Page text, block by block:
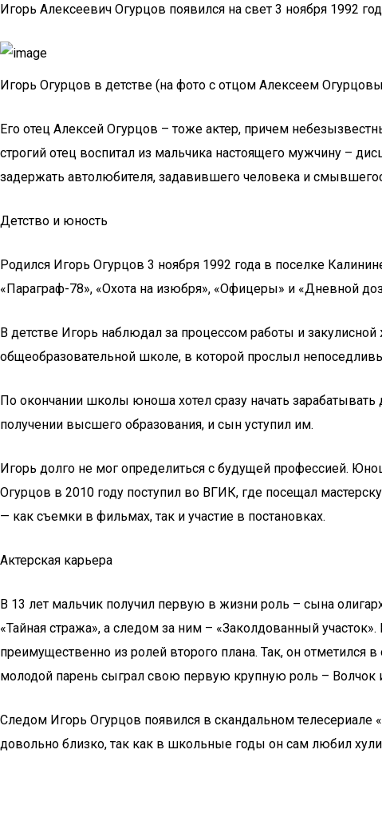
Игорь Алексеевич Огурцов появился на свет 3 ноября 1992
Игорь Огурцов в детстве (на фото с отцом Алексеем
Его отец Алексей Огурцов – тоже актер, причем
строгий отец воспитал из мальчика настоящего мужчину –
задержать автолюбителя, задавившего человека и
Детство и юность
Родился Игорь Огурцов 3 ноября 1992 года в поселке
«Параграф-78», «Охота на изюбря», «Офицеры» и «Дневной
В детстве Игорь наблюдал за процессом работы и
общеобразовательной школе, в которой прослыл
По окончании школы юноша хотел сразу начать зарабатывать
получении высшего образования, и сын уступил им.
Игорь долго не мог определиться с будущей профессией.
Огурцов в 2010 году поступил во ВГИК, где посещал
— как съемки в фильмах, так и участие в постановках.
Актерская карьера
В 13 лет мальчик получил первую в жизни роль – сына
«Тайная стража», а следом за ним – «Заколдованный
преимущественно из ролей второго плана. Так, он отметился
молодой парень сыграл свою первую крупную роль – Волчок
Следом Игорь Огурцов появился в скандальном
довольно близко, так как в школьные годы он сам любил